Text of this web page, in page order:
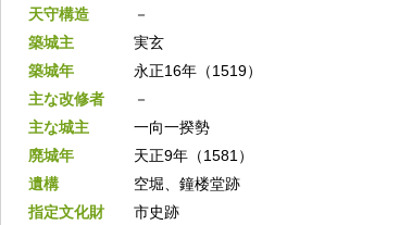
天守構造
－
築城主
実玄
築城年
永正16年（1519）
主な改修者
－
主な城主
一向一揆勢
廃城年
天正9年（1581）
遺構
空堀、鐘楼堂跡
指定文化財
市史跡